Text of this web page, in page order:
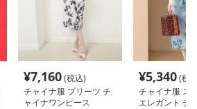
¥7,160(税込)
チャイナ服 プリーツ チ
ャイナワンピース
¥5,340(税
チャイナ服 ス
エレガント チ